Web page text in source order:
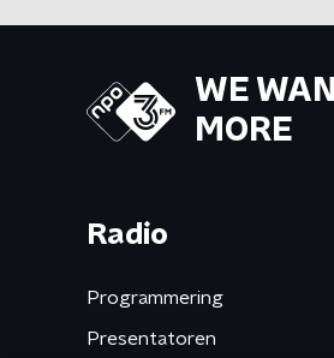
WE
MORE
Radio
Programmering
Presentatoren